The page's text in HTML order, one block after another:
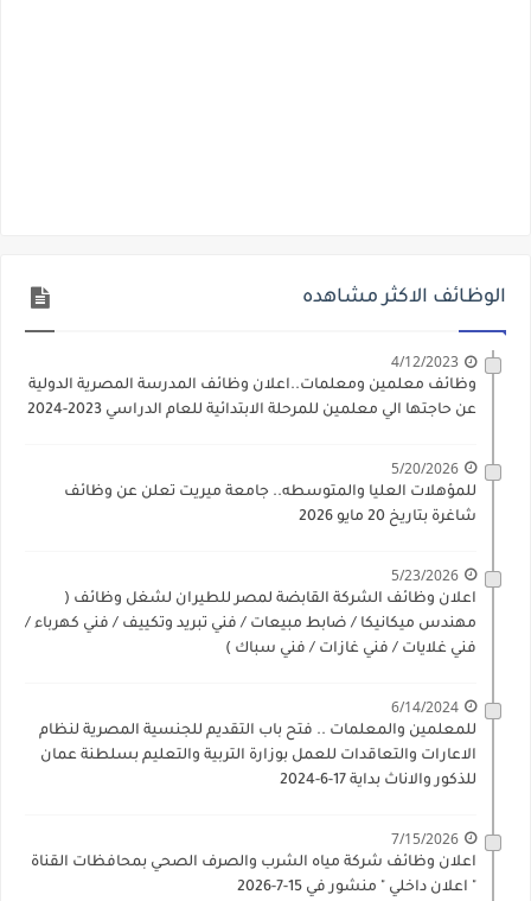
الوظائف الاكثر مشاهده
4/12/2023
وظائف معلمين ومعلمات..اعلان وظائف المدرسة المصرية الدولية
عن حاجتها الي معلمين للمرحلة الابتدائية للعام الدراسي 2023-2024
5/20/2026
للمؤهلات العليا والمتوسطه.. جامعة ميريت تعلن عن وظائف
شاغرة بتاريخ 20 مايو 2026
5/23/2026
اعلان وظائف الشركة القابضة لمصر للطيران لشغل وظائف (
مهندس ميكانيكا / ضابط مبيعات / فني تبريد وتكييف / فني كهرباء /
فني غلايات / فني غازات / فني سباك )
6/14/2024
للمعلمين والمعلمات .. فتح باب التقديم للجنسية المصرية لنظام
الاعارات والتعاقدات للعمل بوزارة التربية والتعليم بسلطنة عمان
للذكور والاناث بداية 17-6-2024
7/15/2026
اعلان وظائف شركة مياه الشرب والصرف الصحي بمحافظات القناة
" اعلان داخلي " منشور في 15-7-2026